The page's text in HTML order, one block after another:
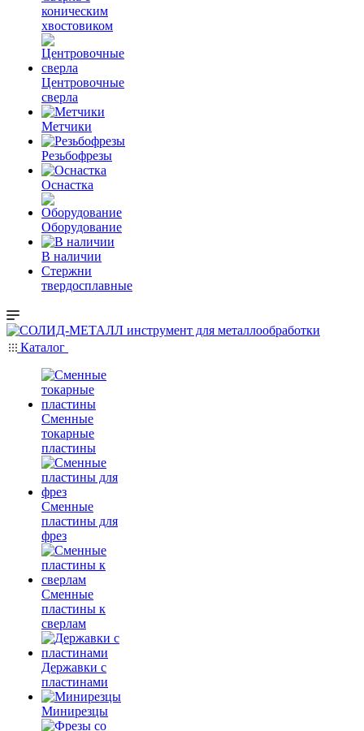
коническим
хвостовиком
Центровочные
сверла
Метчики
Резьбофрезы
Оснастка
Оборудование
В наличии
Стержни
твердосплавные
Каталог
Сменные
токарные
пластины
Сменные
пластины для
фрез
Сменные
пластины к
сверлам
Державки с
пластинами
Минирезцы